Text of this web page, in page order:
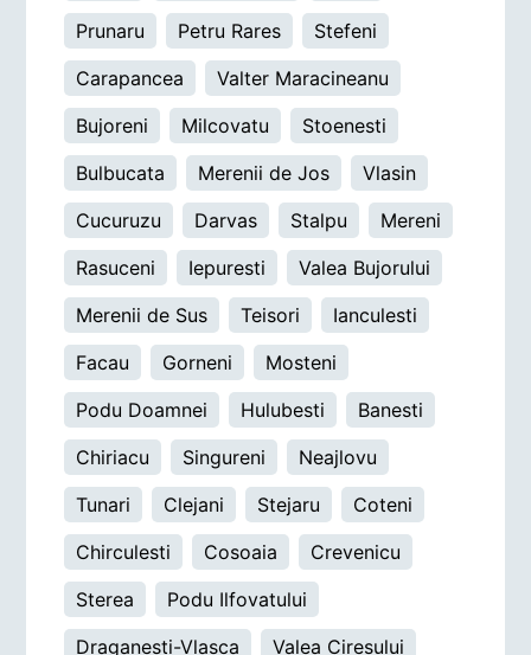
Prunaru
Petru Rares
Stefeni
Carapancea
Valter Maracineanu
Bujoreni
Milcovatu
Stoenesti
Bulbucata
Merenii de Jos
Vlasin
Cucuruzu
Darvas Stalpu
Mereni
Rasuceni
Iepuresti
Valea Bujorului
Merenii de Sus
Teisori
Ianculesti
Facau
Gorneni
Mosteni
Podu Doamnei
Hulubesti
Banesti
Chiriacu
Singureni
Neajlovu
Tunari
Clejani Stejaru
Coteni
Chirculesti
Cosoaia
Crevenicu
Sterea
Podu Ilfovatului
Draganesti-Vlasca
Valea Ciresului